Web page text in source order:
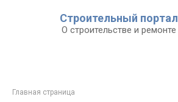
Строительный портал
О строительстве и ремонте
Главная страница